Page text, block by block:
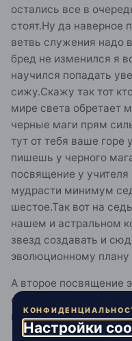
остались все в
стоят.Ну да наверное
ветвь служения надо
бред не изменился я
научился попадать
сижу.Скажу так тот
мире света обретает
черные маги прям
тут от тебя ваше горе
пишешь у черного
посвящение у
мудрасти минимум
шестое.Так вот на
нашем и астральном
звезд создавать и
эволюционному плану
А второе посвящение
одном деле каком
встречается.
Настройки